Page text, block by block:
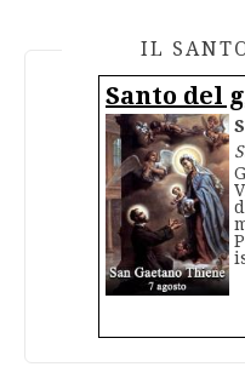
IL
Santo del